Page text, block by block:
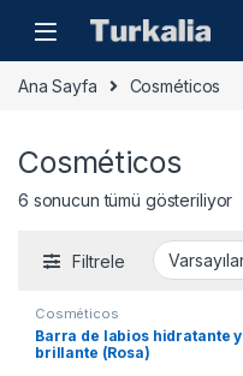
Ana Sayfa Cosméticos
Cosméticos
6 sonucun tümü gösteriliyor
Filtrele
Cosméticos
Barra de labios hidratante y
brillante (Rosa)